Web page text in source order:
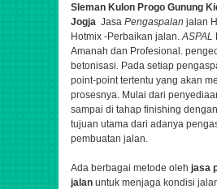
Sleman Kulon Progo Gunung
Jogja Jasa Pengaspalan jalan
Hotmix -Perbaikan jalan. ASPAL
Amanah dan Profesional.
betonisasi . Pada setiap
point-point tertentu yang akan
prosesnya. Mulai dari
sampai di tahap finishing
tujuan utama dari adanya
pembuatan jalan.
Ada berbagai metode oleh jasa
jalan untuk menjaga kondisi